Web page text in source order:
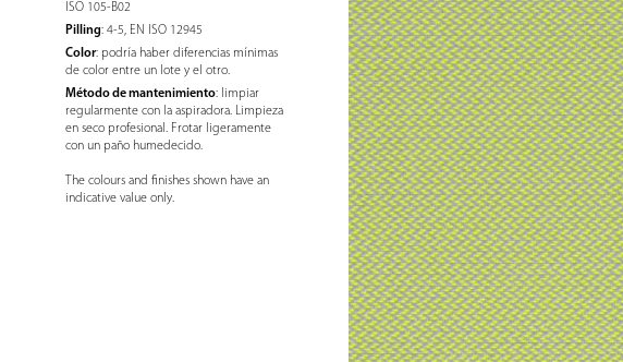
ISO 105-B02
Pilling: 4-5, EN ISO 12945
Color: podría haber diferencias mínimas
de color entre un lote y el otro.
Método de mantenimiento: limpiar
regularmente con la aspiradora. Limpieza
en seco profesional. Frotar ligeramente
con un paño humedecido.
The colours and finishes shown have an
indicative value only.